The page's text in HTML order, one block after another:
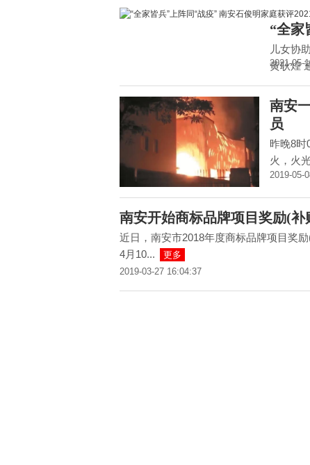
“全家
儿女协
黄耿煌
2021-05-
南安
员
昨晚8时
火，火
2019-05-
南安开始商标品牌项目奖励(补
近日，南安市2018年度商标品牌项目奖
4月10...
更多
2019-03-27 16:04:37